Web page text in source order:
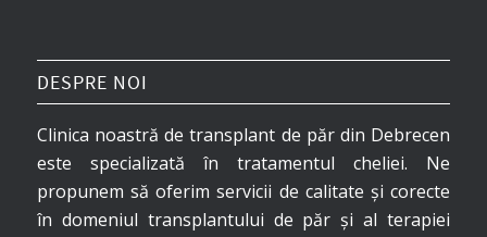
DESPRE NOI
Clinica noastră de transplant de păr din Debrecen
este specializată în tratamentul cheliei. Ne
propunem să oferim servicii de calitate și corecte
în domeniul transplantului de păr și al terapiei